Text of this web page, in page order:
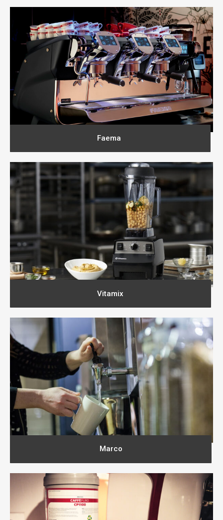
Faema
Vitamix
Marco